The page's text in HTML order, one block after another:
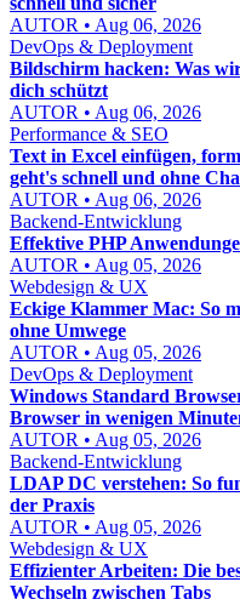
AUTOR • Aug 06, 2026
DevOps & Deployment
Bildschirm hacken: Was
dich schützt
AUTOR • Aug 06, 2026
Performance & SEO
Text in Excel einfügen,
geht's schnell und ohne
AUTOR • Aug 06, 2026
Backend-Entwicklung
Effektive PHP
AUTOR • Aug 05, 2026
Webdesign & UX
Eckige Klammer Mac: So
ohne Umwege
AUTOR • Aug 05, 2026
DevOps & Deployment
Windows Standard
Browser in wenigen
AUTOR • Aug 05, 2026
Backend-Entwicklung
LDAP DC verstehen: So
der Praxis
AUTOR • Aug 05, 2026
Webdesign & UX
Effizienter Arbeiten: Die
Wechseln zwischen Tabs